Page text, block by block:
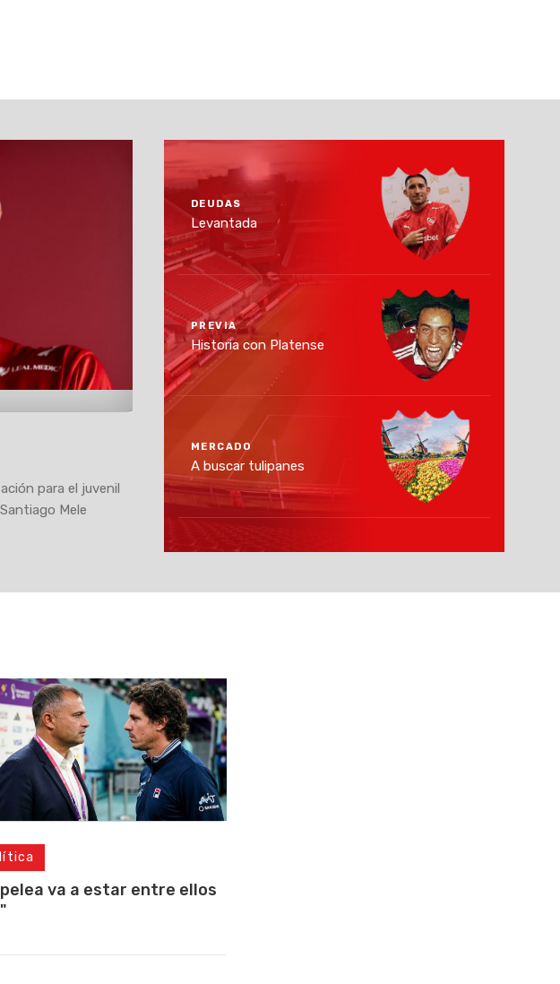
para el juvenil
Mele
DEUDAS
Levantada
PREVIA
Historia con Platense
MERCADO
A buscar tulipanes
va a estar entre ellos